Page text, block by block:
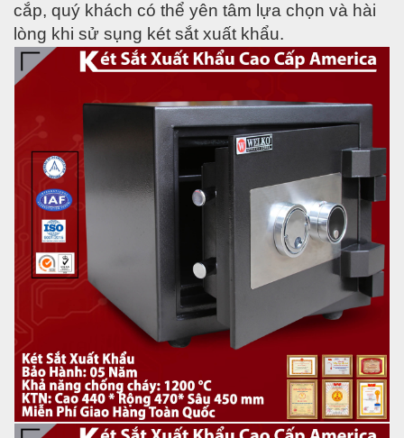
cắp, quý khách có thể yên tâm lựa chọn và hài
lòng khi sử sụng két sắt xuất khẩu.